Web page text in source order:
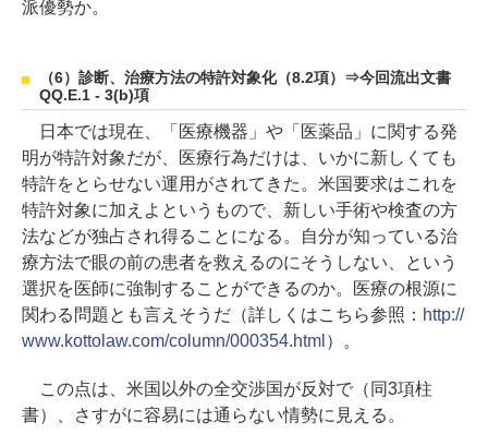
派優勢か。
（6）診断、治療方法の特許対象化（8.2項）⇒今回流出文書
QQ.E.1 - 3(b)項
日本では現在、「医療機器」や「医薬品」に関する発
明が特許対象だが、医療行為だけは、いかに新しくても
特許をとらせない運用がされてきた。米国要求はこれを
特許対象に加えよというもので、新しい手術や検査の方
法などが独占され得ることになる。自分が知っている治
療方法で眼の前の患者を救えるのにそうしない、という
選択を医師に強制することができるのか。医療の根源に
関わる問題とも言えそうだ（詳しくはこちら参照： http://
www.kottolaw.com/column/000354.html ）。
この点は、米国以外の全交渉国が反対で（同3項柱
書）、さすがに容易には通らない情勢に見える。